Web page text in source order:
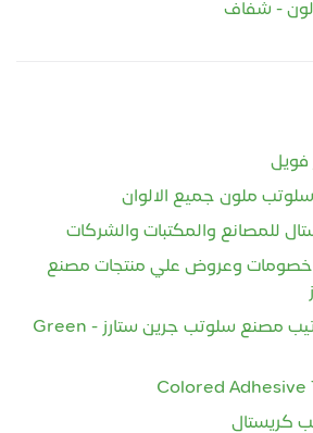
فويل
ملون جميع الالوان
للمصانع والمكتبات والشركات
وعروض علي منتجات مصنع
شريط لاصق دكت تيب مصنع سلوتب جرين ستارز - Green
كريستال